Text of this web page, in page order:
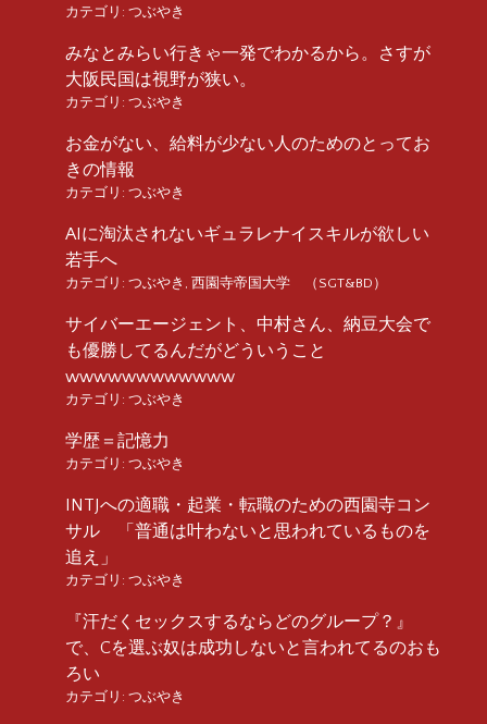
カテゴリ: つぶやき
みなとみらい行きゃ一発でわかるから。さすが
大阪民国は視野が狭い。
カテゴリ: つぶやき
お金がない、給料が少ない人のためのとってお
きの情報
カテゴリ: つぶやき
AIに淘汰されないギュラレナイスキルが欲しい
若手へ
カテゴリ: つぶやき , 西園寺帝国大学 （SGT&BD）
サイバーエージェント、中村さん、納豆大会で
も優勝してるんだがどういうこと
wwwwwwwwwwww
カテゴリ: つぶやき
学歴＝記憶力
カテゴリ: つぶやき
INTJへの適職・起業・転職のための西園寺コン
サル 「普通は叶わないと思われているものを
追え」
カテゴリ: つぶやき
『汗だくセックスするならどのグループ？』
で、Cを選ぶ奴は成功しないと言われてるのおも
ろい
カテゴリ: つぶやき